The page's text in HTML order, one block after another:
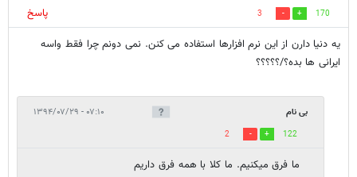
170
3
پاسخ
یه دنیا دارن از این نرم افزارها استفاده می کنن. نمی دونم چرا فقط واسه
ایرانی ها بده؟/؟؟؟؟؟
بی نام ۰۷:۱۰ - ۱۳۹۴/۰۷/۲۹
122
2
ما فرق میکنیم. ما کلا با همه فرق داریم